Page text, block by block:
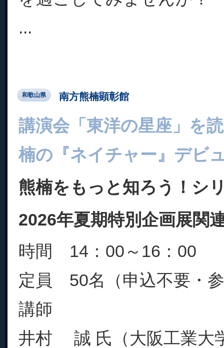
...
和歌山県 南方熊楠顕彰館
講演会「東洋の星座」を
楠の『ネイチャー』デビ
熊楠をもっと知ろう！シ
2026年夏期特別企画展関
時間 14：00～16：00
定員 50名（申込不要・
講師
井村 誠 氏（大阪工業大